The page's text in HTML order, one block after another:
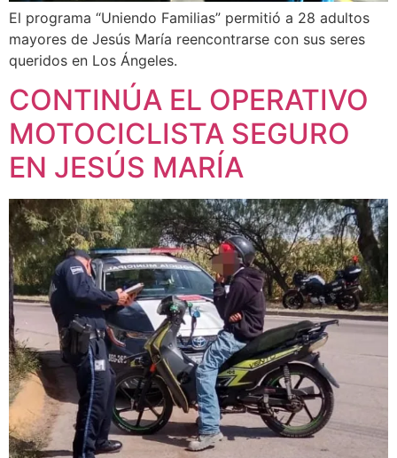
El programa “Uniendo Familias” permitió a 28 adultos
mayores de Jesús María reencontrarse con sus seres
queridos en Los Ángeles.
CONTINÚA EL OPERATIVO
MOTOCICLISTA SEGURO
EN JESÚS MARÍA